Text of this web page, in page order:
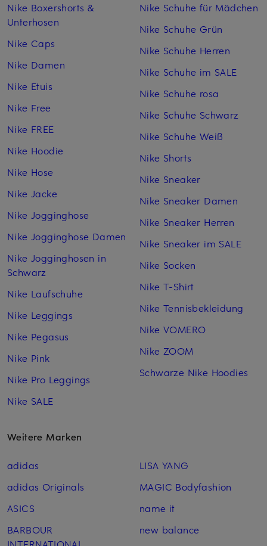
Nike Boxershorts &
Unterhosen
Nike Caps
Nike Damen
Nike Etuis
Nike Free
Nike FREE
Nike Hoodie
Nike Hose
Nike Jacke
Nike Jogginghose
Nike Jogginghose Damen
Nike Jogginghosen in
Schwarz
Nike Laufschuhe
Nike Leggings
Nike Pegasus
Nike Pink
Nike Pro Leggings
Nike SALE
Nike Schuhe für Mädchen
Nike Schuhe Grün
Nike Schuhe Herren
Nike Schuhe im SALE
Nike Schuhe rosa
Nike Schuhe Schwarz
Nike Schuhe Weiß
Nike Shorts
Nike Sneaker
Nike Sneaker Damen
Nike Sneaker Herren
Nike Sneaker im SALE
Nike Socken
Nike T-Shirt
Nike Tennisbekleidung
Nike VOMERO
Nike ZOOM
Schwarze Nike Hoodies
Weitere Marken
adidas
adidas Originals
ASICS
BARBOUR
LISA YANG
MAGIC Bodyfashion
name it
new balance